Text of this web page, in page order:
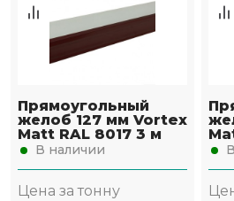
Прямоугольный
желоб 127 мм Vortex
Matt RAL 8017 3 м
В наличии
Цена за тонну